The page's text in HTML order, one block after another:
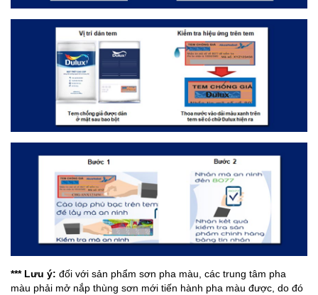
*** Lưu ý: đối với sản phẩm sơn pha màu, các trung tâm pha
màu phải mở nắp thùng sơn mới tiến hành pha màu được, do đó